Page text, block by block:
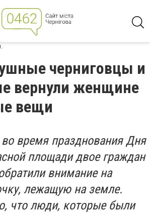
черниговцы и
вернули женщине
вещи
время празднования Дня
площади двое граждан
внимание на
лежащую на земле.
что люди, которые были